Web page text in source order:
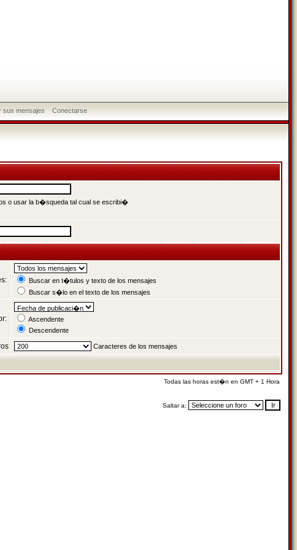
mensajes Conectarse
o usar la b�squeda tal cual se escribi�
Buscar en t�tulos y texto de los mensajes
Buscar s�lo en el texto de los mensajes
Ascendente
Descendente
Caracteres de los mensajes
Todas las horas est�n en GMT + 1 Hora
Saltar a: